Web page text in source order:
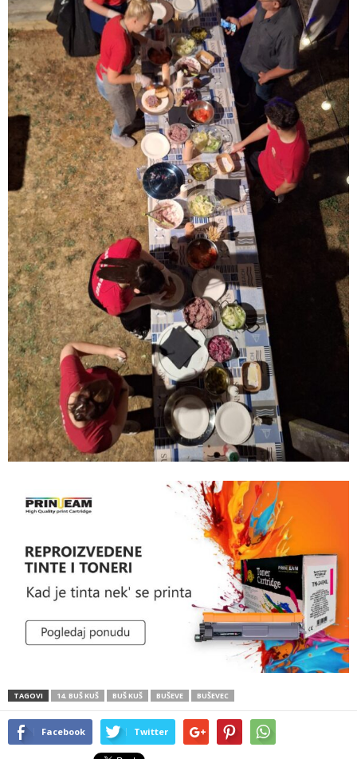
TAGOVI 14. BUŠ KUŠ BUŠ KUŠ BUŠEVE BUŠEVEC
Facebook Twitter